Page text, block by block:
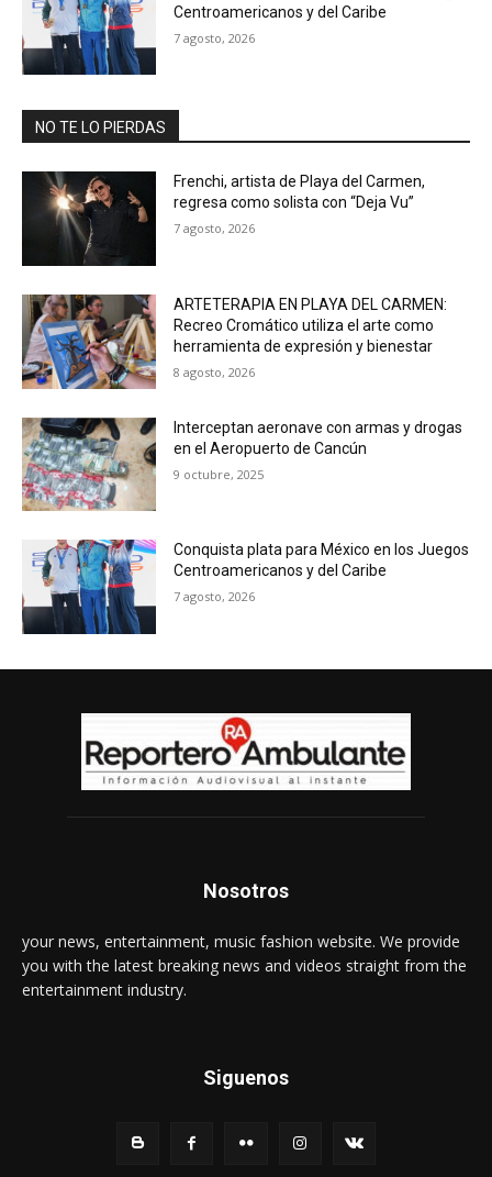
Centroamericanos y del Caribe
7 agosto, 2026
NO TE LO PIERDAS
Frenchi, artista de Playa del Carmen,
regresa como solista con “Deja Vu”
7 agosto, 2026
ARTETERAPIA EN PLAYA DEL CARMEN:
Recreo Cromático utiliza el arte como
herramienta de expresión y bienestar
8 agosto, 2026
Interceptan aeronave con armas y drogas
en el Aeropuerto de Cancún
9 octubre, 2025
Conquista plata para México en los Juegos
Centroamericanos y del Caribe
7 agosto, 2026
Nosotros
your news, entertainment, music fashion website. We provide
you with the latest breaking news and videos straight from the
entertainment industry.
Siguenos